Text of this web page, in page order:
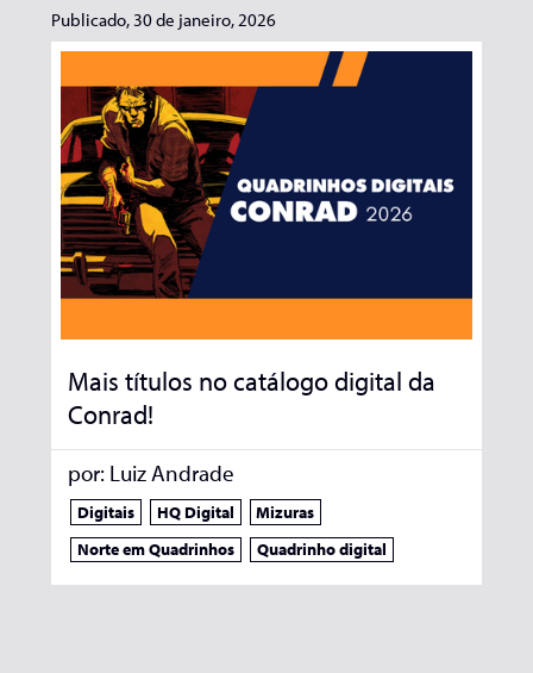
Publicado, 30 de janeiro, 2026
Mais títulos no catálogo digital da
Conrad!
por: Luiz Andrade
Digitais HQ Digital
Mizuras
Norte em Quadrinhos
Quadrinho digital